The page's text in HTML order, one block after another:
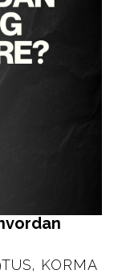
KORMA